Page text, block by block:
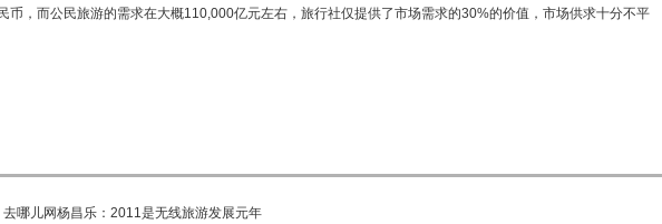
币，而公民旅游的需求在大概110,000亿元左右，旅行社仅提供了市场需求的30%的价值，市场供求十分不平
去哪儿网杨昌乐：2011是无线旅游发展元年